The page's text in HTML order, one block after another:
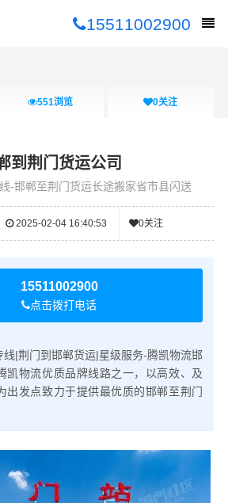
15511002900
551浏览 0关注
到荆门货运公司
-邯郸至荆门货运长途搬家省市县闪送
2025-02-04 16:40:53 0关注
15511002900
点击拨打电话
线|荆门到邯郸货运|星级服务-腾凯物流邯
凯物流优质品牌线路之一，以高效、及
出发点致力于提供最优质的邯郸至荆门